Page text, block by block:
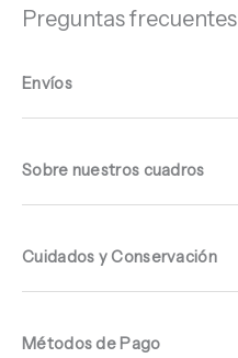
Preguntas frecuentes
Envíos
Sobre nuestros cuadros
Cuidados y Conservación
Métodos de Pago